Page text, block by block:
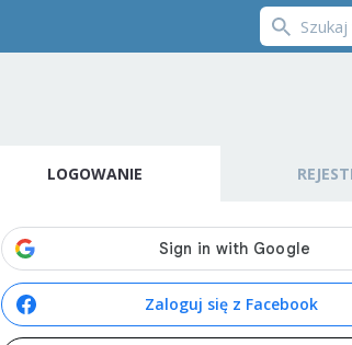
LOGOWANIE
Zaloguj się z Facebook